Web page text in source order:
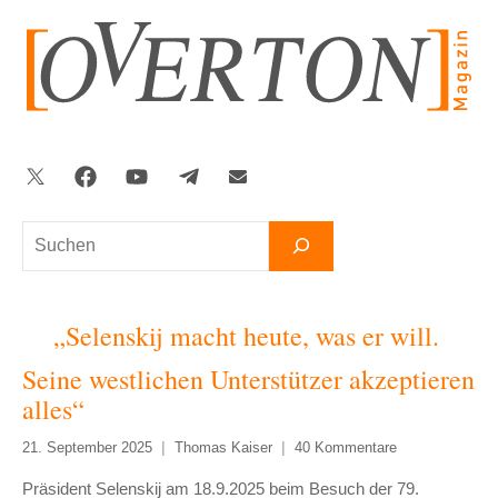
springen
Suchen
Twitter FacebookYouTubeTelegram
„Selenskij macht heute, was er will.
Seine westlichen Unterstützer akzeptieren
alles“
21. September 2025 Thomas Kaiser 40 Kommentare
Präsident Selenskij am 18.9.2025 beim Besuch der 79.